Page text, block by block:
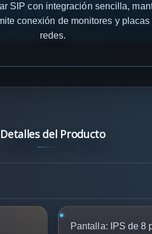
SIP con integración sencilla,
conexión de monitores y
redes.
Detalles del Producto
Pantalla: IPS de 8